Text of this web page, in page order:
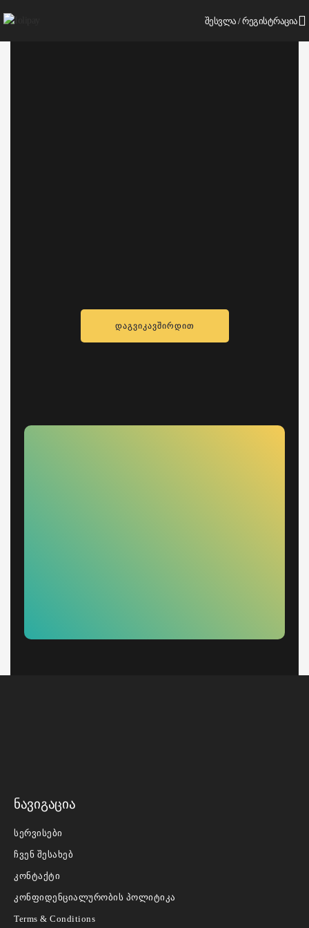
ᲨᲔᲡᲕᲚᲐ / ᲠᲔᲒᲘᲡᲢᲠᲐᲪᲘᲐ
ᲓᲐᲒᲕᲘᲙᲐᲕᲨᲘᲠᲓᲘᲗ
ნავიგაცია
სერვისები
ჩვენ შესახებ
კონტაქტი
კონფიდენციალურობის პოლიტიკა
Terms & Conditions